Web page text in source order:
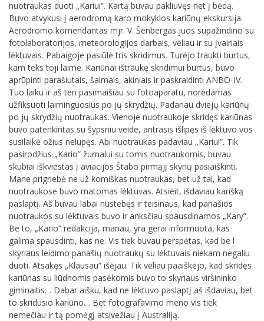
nuotraukas duoti „Kariui”. Kartą buvau pakliuvęs net į bėdą.
Buvo atvykusi į aerodromą karo mokyklos kariūnų ekskursija.
Aerodromo komendantas mjr. V. Šenbergas juos supažindino su
fotolaboratorijos, meteorologijos darbais, vėliau ir su įvairiais
lėktuvais. Pabaigoje pasiūlė tris skridimus. Turėjo traukti burtus,
kam teks toji laimė. Kariūnai ištraukę skridimui burtus, buvo
aprūpinti parašiutais, šalmais, akiniais ir paskraidinti ANBO-IV.
Tuo laiku ir aš ten pasimaišiau su fotoaparatu, norėdamas
užfiksuoti laiminguosius po jų skrydžių. Padariau dviejų kariūnų
po jų skrydžių nuotraukas. Vienoje nuotraukoje skridęs kariūnas
buvo patenkintas su šypsniu veide, antrasis išlipęs iš lėktuvo vos
susilaikė ožius nelupęs. Abi nuotraukas padaviau „Kariui”. Tik
pasirodžius „Kario” žurnalui su tomis nuotraukomis, buvau
skubiai iškviestas į aviacijos Štabo pirmąjį skyrių pasiaiškinti.
Mane prigriebė ne už komiškas nuotraukas, bet už tai, kad
nuotraukose buvo matomas lėktuvas. Atsieit, išdaviau karišką
paslaptį. Aš buvau labai nustebęs ir teisinaus, kad panašios
nuotraukos su lėktuvais buvo ir anksčiau spausdinamos „Kary”.
Be to, „Kario” redakcija, manau, yra gerai informuota, kas
galima spausdinti, kas ne. Vis tiek buvau perspėtas, kad be l
skyriaus leidimo panašių nuotraukų su lėktuvais niekam negaliu
duoti. Atsakęs „Klausau” išėjau. Tik vėliau paaiškėjo, kad skridęs
kariūnas su liūdnomis pasėkomis buvo to skyriaus viršininko
giminaitis… Dabar aišku, kad ne lėktuvo paslaptį aš išdaviau, bet
to skridusio kariūno… Bet fotografavimo meno vis tiek
nemečiau ir tą pomėgį atsivežiau į Australiją.